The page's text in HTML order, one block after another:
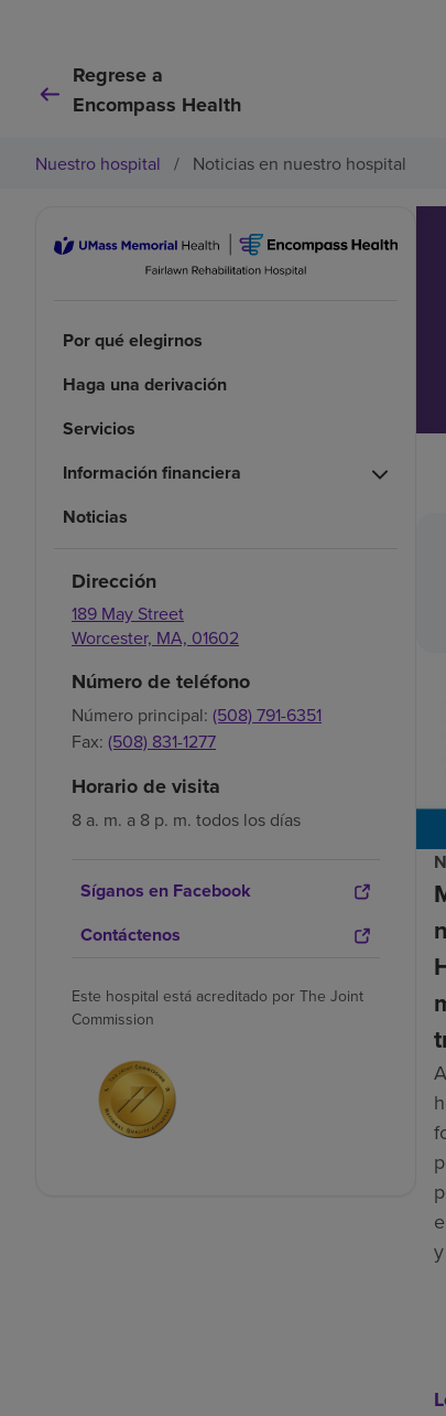
Regrese a
Encompass Health
Nuestro hospital / Noticias en nuestro hospital
Por qué elegirnos
Haga una derivación
Servicios
Información financiera
Noticias
Dirección
189 May Street
Worcester, MA, 01602
Número de teléfono
Número principal: (508) 791-6351
Fax: (508) 831-1277
Horario de visita
8 a. m. a 8 p. m. todos los días
Síganos en Facebook
Contáctenos
Este hospital está acreditado por The Joint
Commission